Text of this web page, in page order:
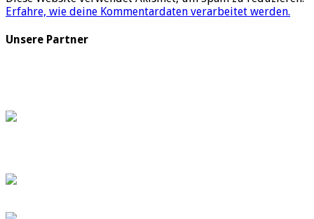
Erfahre, wie deine Kommentardaten verarbeitet werden.
Unsere Partner